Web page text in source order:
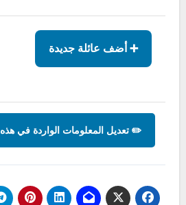
➕ أضف عائلة جديدة
✏️ تعديل المعلومات الواردة في هذه